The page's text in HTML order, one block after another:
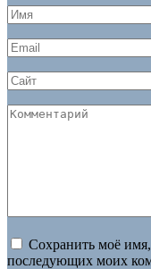
Имя
*
Email
*
Сайт
Комментарий
Сохранить моё имя,
последующих моих